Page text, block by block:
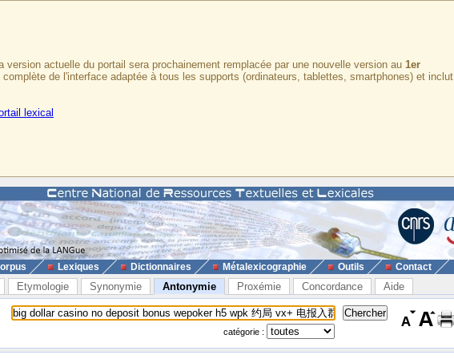
actuelle du portail sera prochainement remplacée par une nouvelle version au 1er
de l'interface adaptée à tous les supports (ordinateurs, tablettes, smartphones) et inclut
lexical
Lexiques Dictionnaires Métalexicographie Outils Contact
Etymologie Synonymie Antonymie Proxémie Concordance Aide
catégorie :